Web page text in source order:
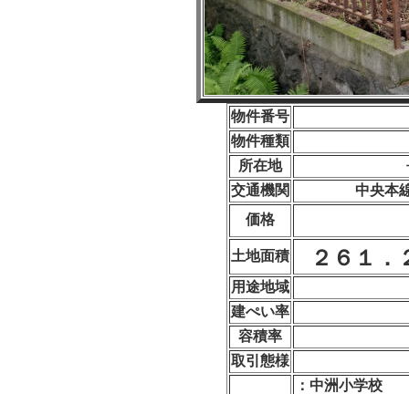
物件番号
物件種類
所在地
交通機関
中央本
価格
土地面積 ２６１．
用途地域
建ぺい率
容積率
取引態様
：中洲小学校